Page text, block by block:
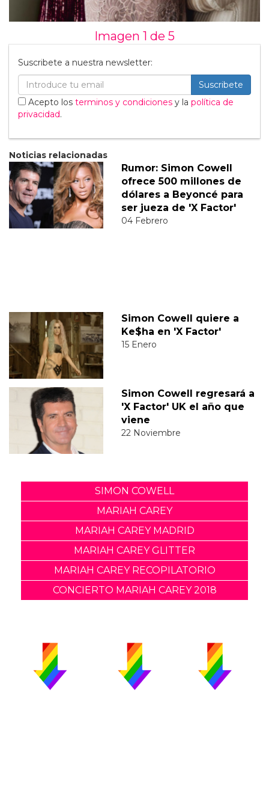
Imagen 1 de 5
Suscribete a nuestra newsletter:
Suscribete
Acepto los terminos y condiciones y la política de
privacidad.
Noticias relacionadas
Rumor: Simon Cowell
ofrece 500 millones de
dólares a Beyoncé para
ser jueza de 'X Factor'
04 Febrero
Simon Cowell quiere a
Ke$ha en 'X Factor'
15 Enero
Simon Cowell regresará a
'X Factor' UK el año que
viene
22 Noviembre
SIMON COWELL
MARIAH CAREY
MARIAH CAREY MADRID
MARIAH CAREY GLITTER
MARIAH CAREY RECOPILATORIO
CONCIERTO MARIAH CAREY 2018